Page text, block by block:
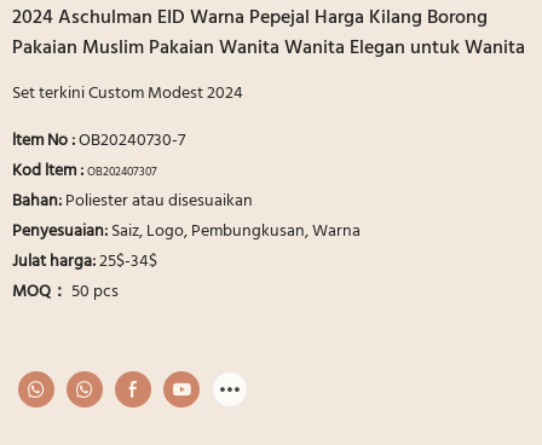
2024 Aschulman EID Warna Pepejal Harga Kilang Borong
Pakaian Muslim Pakaian Wanita Wanita Elegan untuk Wanita
Set terkini Custom Modest 2024
ltem No:OB20240730-7
Kod ltem :OB202407307
Bahan:Poliester atau disesuaikan
Penyesuaian:Saiz, Logo, Pembungkusan, Warna
Julat harga:25$-34$
MOQ： 50 pcs